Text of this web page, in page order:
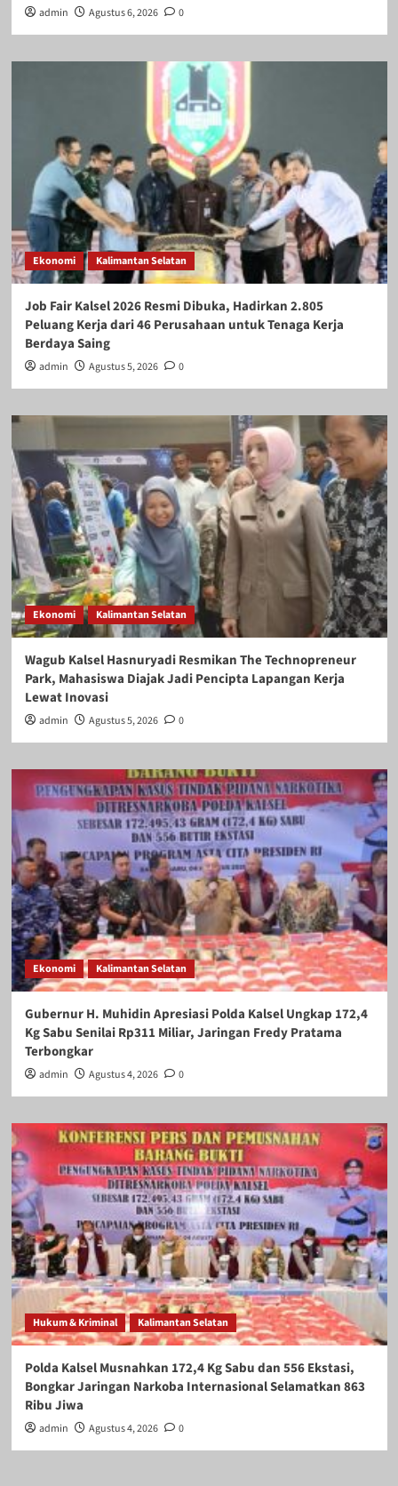
admin Agustus 6, 2026 0
Ekonomi Kalimantan Selatan
Job Fair Kalsel 2026 Resmi Dibuka, Hadirkan 2.805
Peluang Kerja dari 46 Perusahaan untuk Tenaga Kerja
Berdaya Saing
admin Agustus 5, 2026 0
Ekonomi Kalimantan Selatan
Wagub Kalsel Hasnuryadi Resmikan The Technopreneur
Park, Mahasiswa Diajak Jadi Pencipta Lapangan Kerja
Lewat Inovasi
admin Agustus 5, 2026 0
Ekonomi Kalimantan Selatan
Gubernur H. Muhidin Apresiasi Polda Kalsel Ungkap 172,4
Kg Sabu Senilai Rp311 Miliar, Jaringan Fredy Pratama
Terbongkar
admin Agustus 4, 2026 0
Hukum & Kriminal Kalimantan Selatan
Polda Kalsel Musnahkan 172,4 Kg Sabu dan 556 Ekstasi,
Bongkar Jaringan Narkoba Internasional Selamatkan 863
Ribu Jiwa
admin Agustus 4, 2026 0